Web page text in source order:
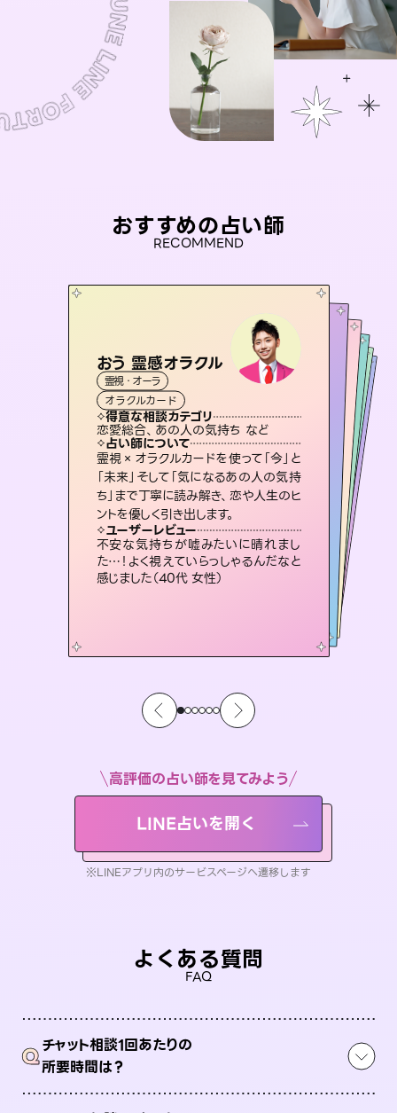
おすすめの占い師
RECOMMEND
おう 霊感オラクル
霊視・オーラ
オラクルカード
得意な相談カテゴリ
恋愛総合、あの人の気持ち など
占い師について
霊視×オラクルカードを使って「今」と
「未来」そして「気になるあの人の気持
ち」まで丁寧に読み解き、恋や人生のヒ
ントを優しく引き出します。
ユーザーレビュー
不安な気持ちが嘘みたいに晴れまし
た…！よく視えていらっしゃるんだなと
感じました（40代 女性）
アイリス -iris-
西洋占星術
ルーン
得意な相談カテゴリ
恋愛総合、片想い、二人の未来 など
占い師について
復縁、恋愛、不倫の行方、同性愛や片
思い、仕事関係や借金問題まで知りた
いことや心の負担になっていることを
紐解き、背中をそっと押して導きます。
ユーザーレビュー
安心感のあり、言い切ってくれる所や濁
さない鑑定のおかげで、毎回自分の気
持ちを整えられます（30代 男性）
桃源珠羽 とうげんみう）
霊視・オーラ
スピリチュアル・リーディング
得意な相談カテゴリ
片想い、あの人の気持ち、復縁 など
占い師について
恋愛のお悩みの中でも特に「曖昧な関
係」の相談を得意としており、友達以上
恋人未満なお相手との今後や本音を丁
寧に読み解き恋愛成就へと導きます。
ユーザーレビュー
鑑定していただいてアドバイス通りに行
動すると仲が復活してきました。ありが
とうございました（40代 女性）
彗望
霊視・オーラ
スピリチュアル・リーディング
得意な相談カテゴリ
片想い、あの人の気持ち、復縁 など
占い師について
3,700年以上の歴史を持つ東洋最古の占術「易占」で詳細まで占い、幸せへ向かう道筋を示します。厳しい結果にも具体的な対策をお伝えします。
ユーザーレビュー
複雑な背景もしっかり聞いて鑑定して
いただけました。気持ちが楽になりまし
た（50代 女性）
セラピスト理恵
スピリチュアル・リーディング
得意な相談カテゴリ
片想い、二人の未来、年の差 など
占い師について
連絡再開、復縁、成就などの報告実績
多数。セラピストとして2万超の施術経
験があるからこそできる鑑定で、より良
い未来をサポートします。
ユーザーレビュー
とても心温まる鑑定でした。しかもこち
らは何も言っていないのに視えていらっ
しゃるんだなと驚きです（30代女性）
霊視・オーラ 心理学
スピリチュアル・リーディング
得意な相談カテゴリ
出逢い、片想い、復縁 など
占い師について
未来には何パターンもの選択肢があり
ます。不安で視えにくくなっているあな
たの素敵な未来を見つけ、その未来を
選択できるようアドバイスします。
ユーザーレビュー
職場の人の性質や人間関係、本心など
本当によく視えていてびっくり。対策が
打てて前向きになれます（40代）
高評価の占い師を見てみよう
LINE占いを開く
※LINEアプリ内のサービスページへ遷移します
よくある質問
FAQ
Qチャット相談1回あたりの
所要時間は？